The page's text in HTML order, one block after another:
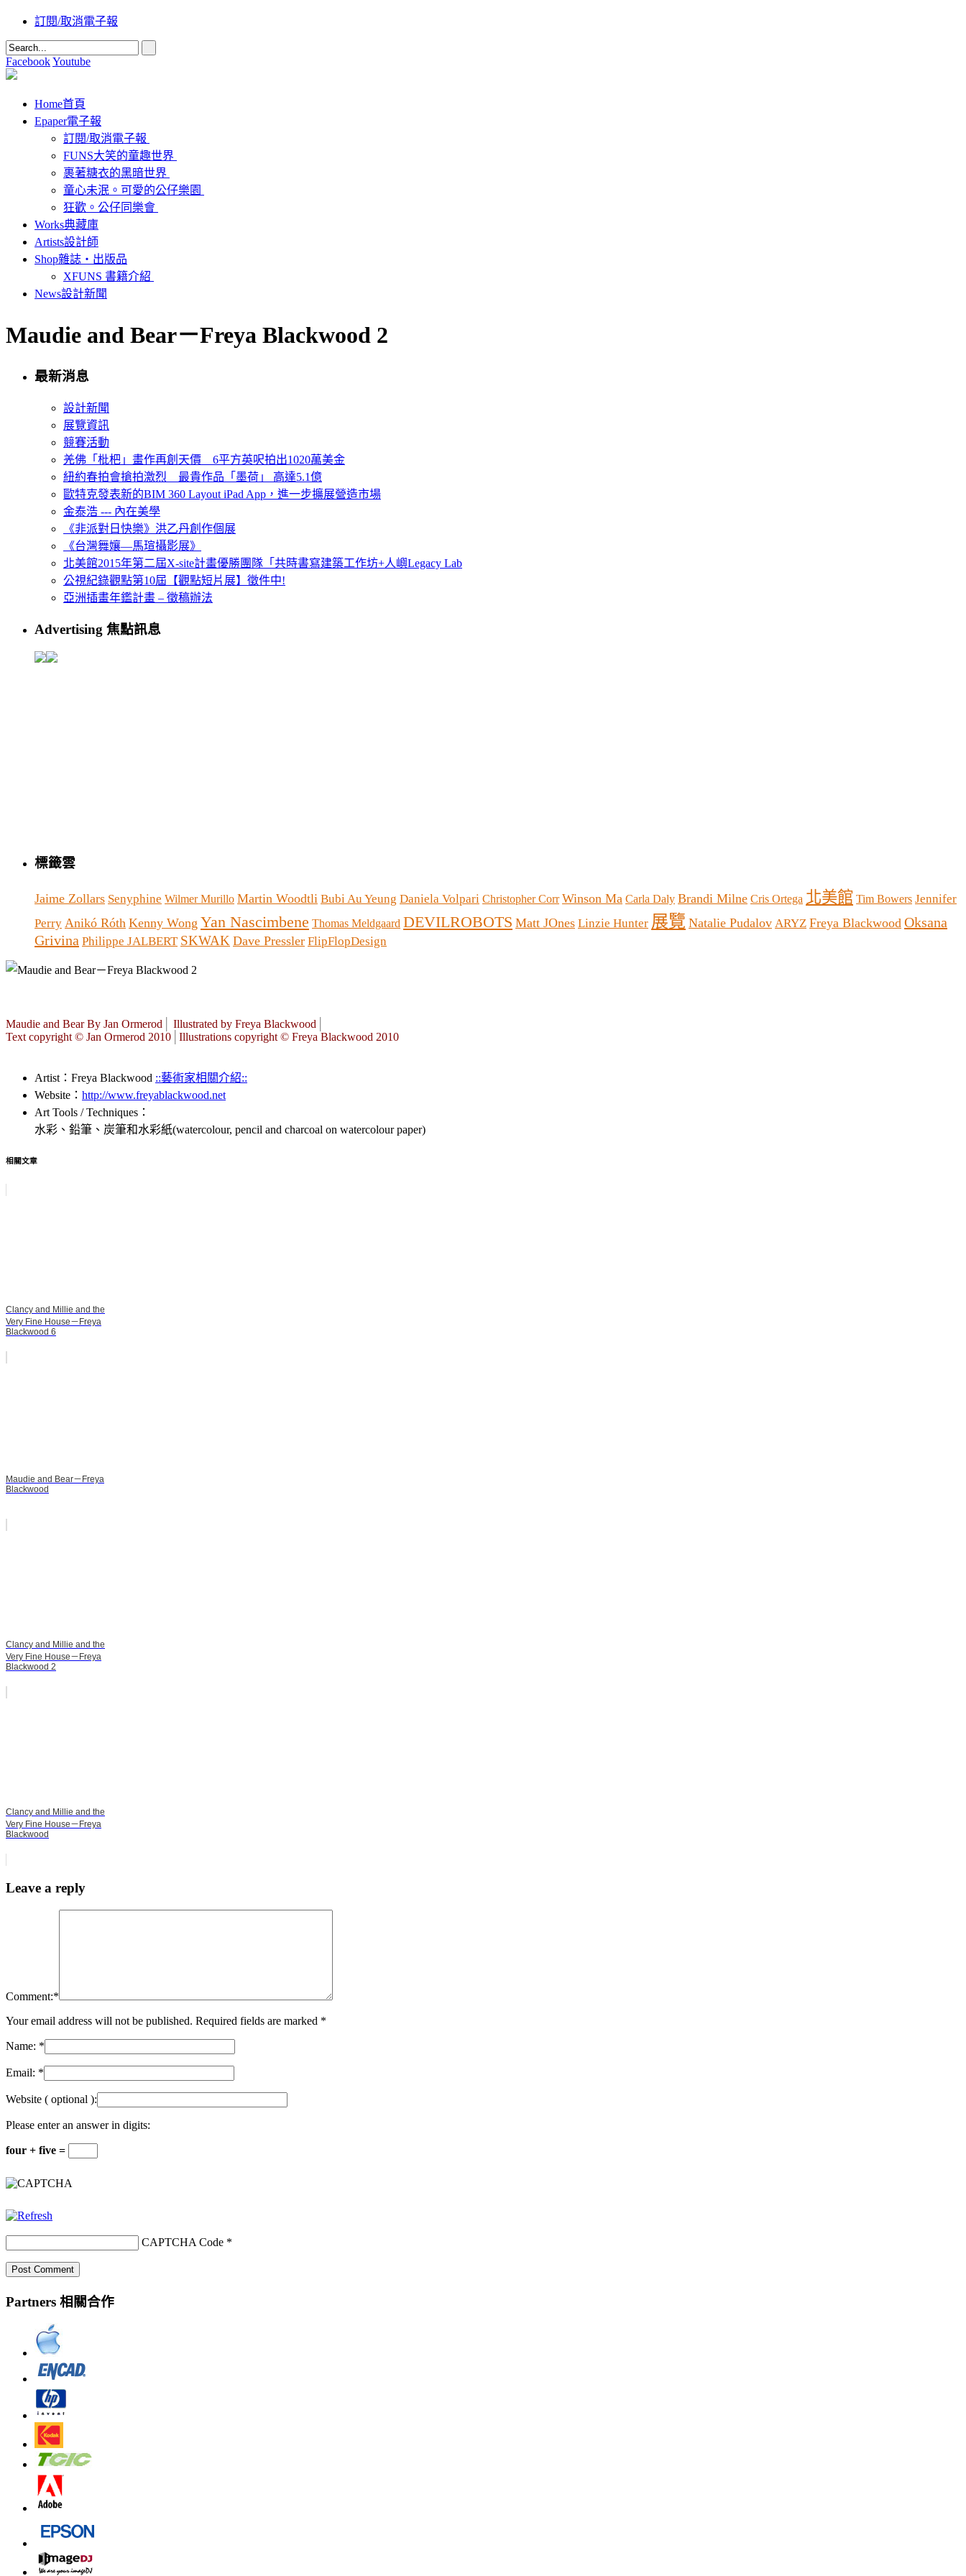
訂閱/取消電子報
FacebookYoutube
Home首頁
Epaper電子報
訂閱/取消電子報
FUNS大笑的童趣世界
裹著糖衣的黑暗世界
童心未泯。可愛的公仔樂園
狂歡。公仔同樂會
Works典藏庫
Artists設計師
Shop雜誌‧出版品
XFUNS 書籍介紹
News設計新聞
Maudie and Bear－Freya Blackwood 2
最新消息
設計新聞
展覽資訊
競賽活動
羌佛「枇杷」畫作再創天價 6平方英呎拍出1020萬美金
紐約春拍會搶拍激烈 最貴作品「墨荷」 高達5.1億
歐特克發表新的BIM 360 Layout iPad App，進一步擴展營造市場
金泰浩 --- 內在美學
《非派對日快樂》洪乙丹創作個展
《台灣舞孃—馬瑄攝影展》
北美館2015年第二屆X-site計畫優勝團隊「共時書寫建築工作坊+人嶼Legacy Lab
公視紀錄觀點第10屆【觀點短片展】徵件中!
亞洲插畫年鑑計畫 – 徵稿辦法
Advertising 焦點訊息
標籤雲
Jaime Zollars Senyphine Wilmer Murillo Martin Woodtli Bubi Au Yeung Daniela Volpari Christopher Corr Winson Ma Carla Daly Brandi Milne Cris Ortega 北美館 Tim Bowers Jennifer
Perry Anikó Róth Kenny Wong Yan Nascimbene Thomas Meldgaard DEVILROBOTS Matt JOnes Linzie Hunter 展覽 Natalie Pudalov ARYZ Freya Blackwood Oksana
Grivina Philippe JALBERT SKWAK Dave Pressler FlipFlopDesign
Maudie and Bear By Jan Ormerod Illustrated by Freya Blackwood
Text copyright © Jan Ormerod 2010
Illustrations copyright © Freya Blackwood 2010
Artist：Freya Blackwood ::藝術家相關介紹::
Website： http://www.freyablackwood.net
Art Tools / Techniques：
水彩、鉛筆、炭筆和水彩紙(watercolour, pencil and charcoal on watercolour paper)
相關文章
Clancy and Millie and the
Very Fine House－Freya
Blackwood 6
Maudie and Bear－Freya
Blackwood
Clancy and Millie and the
Very Fine House－Freya
Blackwood 2
Clancy and Millie and the
Very Fine House－Freya
Blackwood
Leave a reply
Comment:*
Your email address will not be published. Required fields are marked *
Name: *
Email: *
Website ( optional ):
Please enter an answer in digits:
four + five =
CAPTCHA Code *
Partners 相關合作